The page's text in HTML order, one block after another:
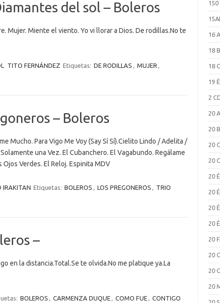
del sol – Boleros
Mujer. Miente el viento. Yo vi llorar a Dios. De rodillas.No te
TITO FERNÁNDEZ Etiquetas: DE RODILLAS , MUJER ,
– Boleros
Mucho. Para Vigo Me Voy (Say Sí Sí).Cielito Lindo / Adelita /
una Vez. El Cubanchero. El Vagabundo. Regálame
Verdes. El Reloj. Espinita MDV
IRAKITAN Etiquetas: BOLEROS , LOS PREGONEROS , TRIO
–
en la distancia.Total.Se te olvida.No me platique ya.La
BOLEROS , CARMENZA DUQUE, COMO FUE, CONTIGO
150
16
18
18
19
2
20
20
20
20
20
20
20
20
20
20
20
20